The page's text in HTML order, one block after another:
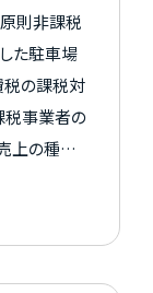
則非課税
た駐車場
税の課税対
税事業者の
上の種類
対応に悩